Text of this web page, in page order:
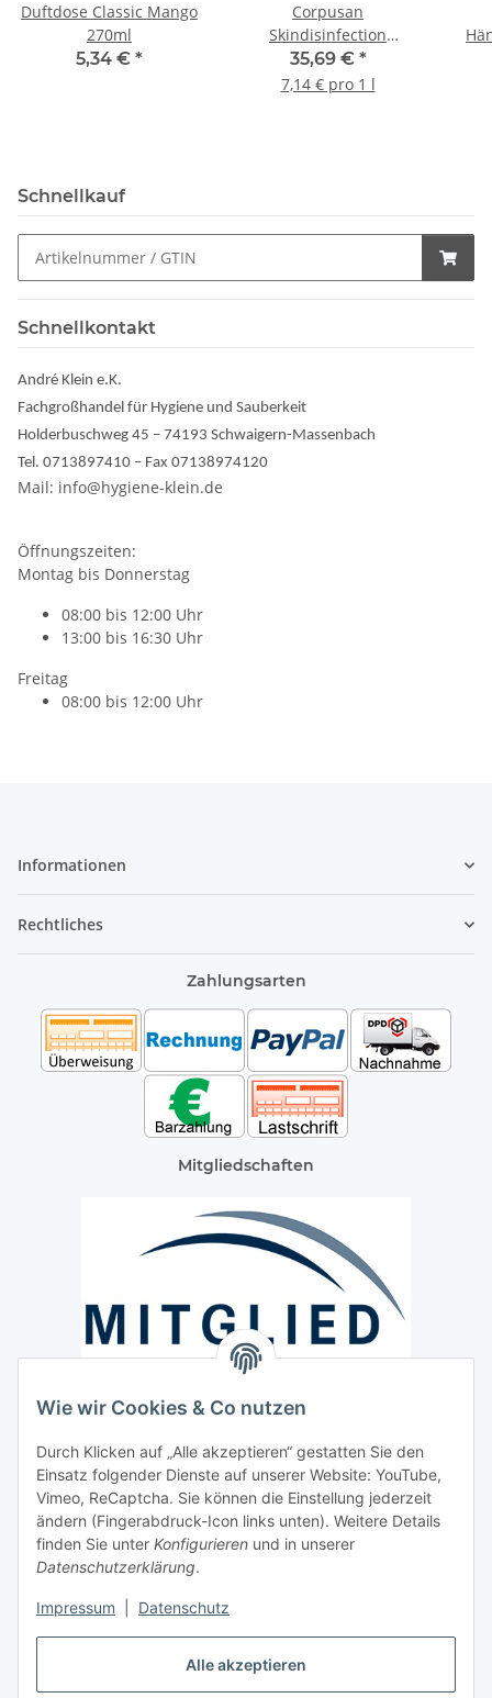
Alle akzeptieren
Wie wir Cookies & Co nutzen
Durch Klicken auf „Alle akzeptieren“ gestatten Sie den
Einsatz folgender Dienste auf unserer Website: YouTube,
Vimeo, ReCaptcha. Sie können die Einstellung jederzeit
ändern (Fingerabdruck-Icon links unten). Weitere Details
finden Sie unter Konfigurieren und in unserer
Datenschutzerklärung.
Impressum Datenschutz
Duftdose Classic Mango
270ml
5,34 € *
Corpusan
Skindisinfection
hygienische und
chirurgische
35,69 € *
7,14 € pro 1 l
Schnellkauf
Schnellkontakt
André Klein e.K.
Fachgroßhandel für Hygiene und Sauberkeit
Holderbuschweg 45 – 74193 Schwaigern-Massenbach
Tel. 0713897410 – Fax 07138974120
Mail: info@hygiene-klein.de
Öffnungszeiten:
Montag bis Donnerstag
08:00 bis 12:00 Uhr
13:00 bis 16:30 Uhr
Freitag
08:00 bis 12:00 Uhr
Informationen
Rechtliches
Zahlungsarten
Mitgliedschaften
Paketdienst und Spedition
Regionaler Lieferservice im Umkreis von ca. 60 Km
Sicherheit